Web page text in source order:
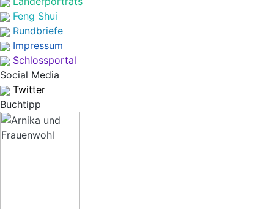
Feng Shui
Rundbriefe
Impressum
Schlossportal
Social Media
Twitter
Buchtipp